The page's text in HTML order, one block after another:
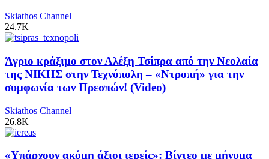
Skiathos Channel
24.7K
Άγριο κράξιμο στον Αλέξη Τσίπρα από την Νεολαία
της ΝΙΚΗΣ στην Τεχνόπολη – «Ντροπή» για την
συμφωνία των Πρεσπών! (Video)
Skiathos Channel
26.8K
«Υπάρχουν ακόμη άξιοι ιερείς»: Βίντεο με μήνυμα